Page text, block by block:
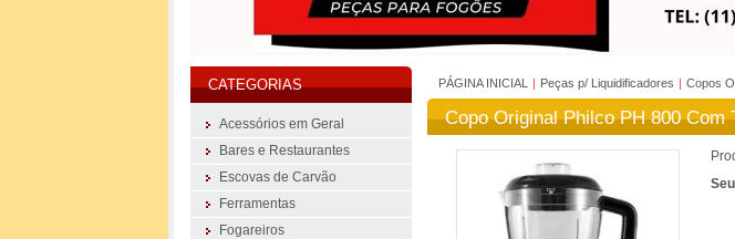
PÁGINA INICIAL | Peças p/ Liquidificadores | Copos
Copo Original Philco PH 800 Com
CATEGORIAS
Acessórios em Geral
Bares e Restaurantes
Escovas de Carvão
Ferramentas
Fogareiros